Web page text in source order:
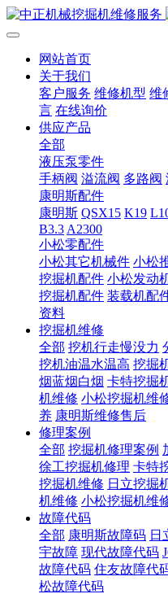
网站首页
关于我们
客户服务 维修机型 维
言 在线询价
供应产品
全部
液压泵零件
手柄阀 溢流阀 多路阀
康明斯配件
康明斯 QSX15 K19
B3.3 A2300
小松零配件
小松其它机械件 小松
挖掘机配件 小松发动
挖掘机配件 装载机配
资料
挖掘机维修
全部 挖机行走慢没力
挖机油温水温高 挖掘
烟蓝烟白烟 卡特挖掘
机维修 小松挖掘机维
养 康明斯维修售后
修理案例
全部 挖掘机修理案例
徐工挖掘机修理 卡特
挖掘机维修 日立挖掘
机维修 小松挖掘机维
故障代码
全部 康明斯故障码 日
宇故障 现代故障代码
故障代码 住友故障代
松故障代码